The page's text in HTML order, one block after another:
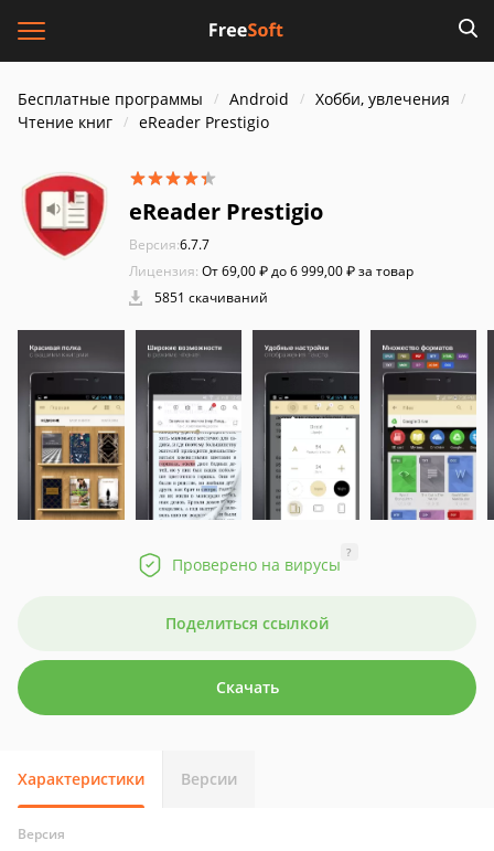
Бесплатные программы Android
Хобби, увлечения
Чтение книг
eReader Prestigio
eReader Prestigio
Версия:6.7.7
Лицензия: От 69,00 ₽ до 6 999,00 ₽ за товар
5851 скачиваний
Проверено на вирусы
?
Поделиться ссылкой
Скачать
Характеристики Версии
Версия